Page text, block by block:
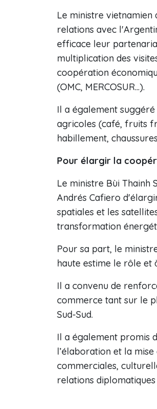
Le ministre vietnamien
relations avec
efficace leur
multiplication des
coopération
(OMC, MERCOSUR...).
Il a également
agricoles (café, fruits
habillement,
Pour élargir la
Le ministre Bùi Thainh
Andrés Cafiero
spatiales et les
transformation
Pour sa part, le
haute estime le rôle et
Il a convenu de
commerce tant sur le
Sud-Sud.
Il a également promis
l’élaboration et la
commerciales,
relations